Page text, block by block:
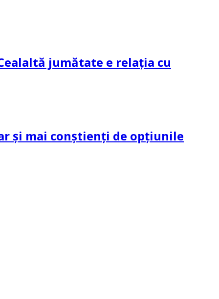
jumătate e relația cu
și mai conștienți de opțiunile